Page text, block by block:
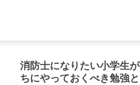
消防士になりたい小学生
ちにやっておくべき勉強